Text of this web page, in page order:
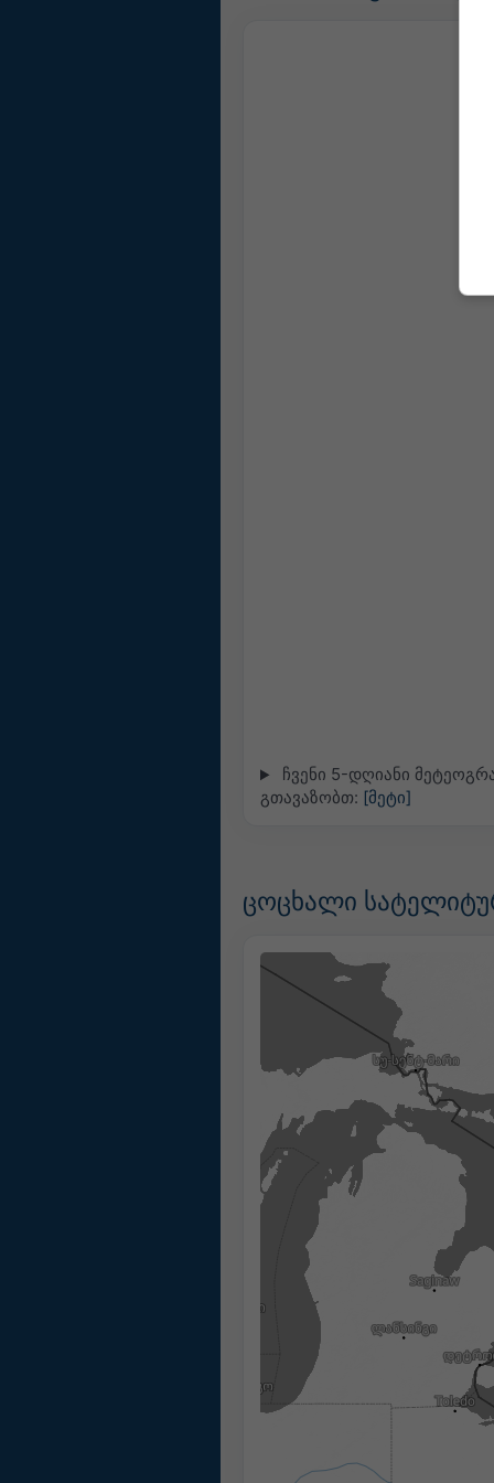
ჩვენი 5-დღიანი
გთავაზობთ: [მეტი]
ცოცხალი